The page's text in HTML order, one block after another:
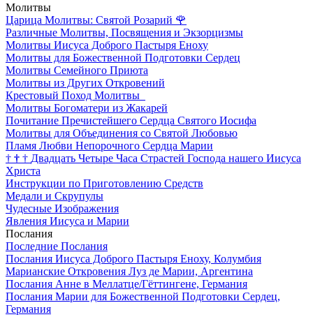
Молитвы
Царица Молитвы: Святой Розарий 🌹
Различные Молитвы, Посвящения и Экзорцизмы
Молитвы Иисуса Доброго Пастыря Еноху
Молитвы для Божественной Подготовки Сердец
Молитвы Семейного Приюта
Молитвы из Других Откровений
Крестовый Поход Молитвы
Молитвы Богоматери из Жакарей
Почитание Пречистейшего Сердца Святого Иосифа
Молитвы для Объединения со Святой Любовью
Пламя Любви Непорочного Сердца Марии
† † † Двадцать Четыре Часа Страстей Господа нашего Иисуса
Христа
Инструкции по Приготовлению Средств
Медали и Скрупулы
Чудесные Изображения
Явления Иисуса и Марии
Послания
Последние Послания
Послания Иисуса Доброго Пастыря Еноху, Колумбия
Марианские Откровения Луз де Марии, Аргентина
Послания Анне в Меллатце/Гёттингене, Германия
Послания Марии для Божественной Подготовки Сердец,
Германия